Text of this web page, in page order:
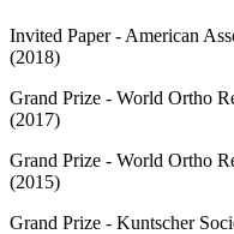
Invited Paper - American
(2018)
Grand Prize - World Ortho
(2017)
Grand Prize - World Ortho
(2015)
Grand Prize - Kuntscher